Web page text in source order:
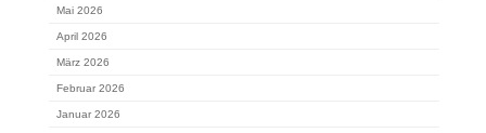
Mai 2026
April 2026
März 2026
Februar 2026
Januar 2026